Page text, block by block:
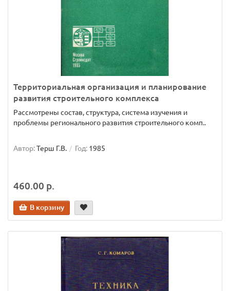
Территориальная организация и планирование
развития строительного комплекса
Рассмотрены состав, структура, система изучения и
проблемы регионального развития строительного комп..
Автор:Терш Г.В. Год: 1985
460.00 р.
В корзину